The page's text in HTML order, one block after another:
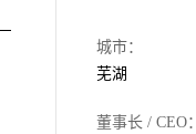
城市：
芜湖
董事长 / CEO：